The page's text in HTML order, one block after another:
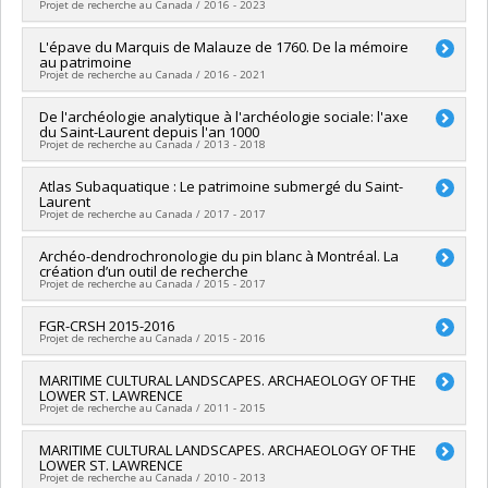
Gary Warrick,Guido Pezzarossi,Heather Pezzarossi
Parmenter,Karin Michelson,Louise Pothier,Marianne
Mithun, Megan Lukaniec,Peter Timmins ,Ronald Williamson,
Scott Berthelette
Fox
Sources de financement :CRSH/Conseil de recherches en
sciences humaines du Canada
Programmes de subvention :PVXXXXXX-Lettre d'intention
Loewen
Sources de financement :FRQSC/Fonds de recherche du
Québec - Société et culture (FQRSC)
Programmes de subvention :PVXXXXXX-(SE) Programme
Soutien aux équipes de recherche - Stade de développement
: Renouvellement
Projet de recherche au Canada / 2016 - 2023
Chercheur principal :Brad Loewen
Sources de financement :CRSH/Conseil de recherches en
sciences humaines du Canada
L'épave du Marquis de Malauze de 1760. De la mémoire
au patrimoine
Projet de recherche au Canada / 2016 - 2021
Chercheur principal : Brad Loewen
Sources de financement :CRSH/Conseil de recherches en
sciences humaines du Canada
développement Savoir
De l'archéologie analytique à l'archéologie sociale: l'axe
du Saint-Laurent depuis l'an 1000
Projet de recherche au Canada / 2013 - 2018
Chercheur principal : Adrian L. Burke
Co-chercheurs :
Claude Chapdelaine
Loewen
Sources de financement :FRQSC/Fonds de recherche du
Québec - Société et culture (FQRSC)
Programmes de subvention :PVXXXXXX-(SE) Programme
Soutien aux équipes de recherche - Stade de développement
: Fonctionnement
Période historique :Préhistoire et protohistoire16e siècle17e
siècle18e siècle
Atlas Subaquatique : Le patrimoine submergé du Saint-
Laurent
Projet de recherche au Canada / 2017 - 2017
Chercheur principal :Brad Loewen
Sources de financement :Ministère de la Culture et des
Communications du Québec
Archéo-dendrochronologie du pin blanc à Montréal. La
création d’un outil de recherche
Projet de recherche au Canada / 2015 - 2017
Chercheur principal :
Sources de financement :CRSH/Conseil de recherches en
sciences humaines du Canada
Programmes de subvention :PVX20020-Subvention
institutionnelle du CRSH - Subventions d'exploration
FGR-CRSH 2015-2016
Projet de recherche au Canada / 2015 - 2016
Chercheur principal : Brad Loewen
Sources de financement :CRSH/Conseil de recherches en
sciences humaines du Canada
PVXXXXXX-FGR – Subvention de
recherche institutionnelle
MARITIME CULTURAL LANDSCAPES. ARCHAEOLOGY OF THE
LOWER ST. LAWRENCE
Projet de recherche au Canada / 2011 - 2015
Chercheur principal : Brad Loewen
Sources de financement :CRSH/Conseil de recherches en
MARITIME CULTURAL LANDSCAPES. ARCHAEOLOGY OF THE
LOWER ST. LAWRENCE
Projet de recherche au Canada / 2010 - 2013